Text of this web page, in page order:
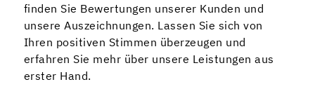
finden Sie Bewertungen unserer Kunden und
unsere Auszeichnungen. Lassen Sie sich von
Ihren positiven Stimmen überzeugen und
erfahren Sie mehr über unsere Leistungen aus
erster Hand.